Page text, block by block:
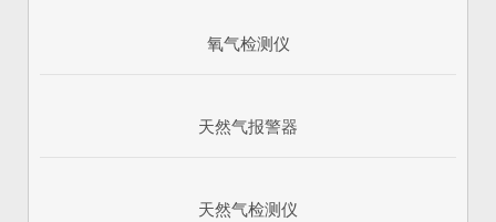
氧气检测仪
天然气报警器
天然气检测仪